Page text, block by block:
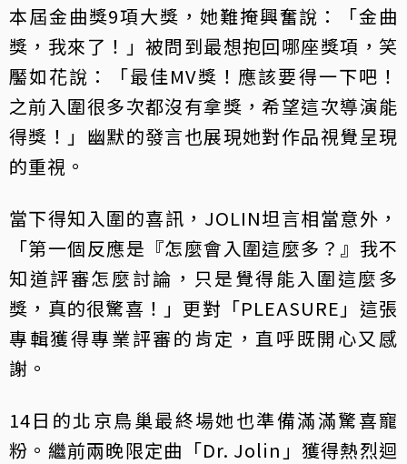
本屆金曲獎9項大獎，她難掩興奮說：「金曲
獎，我來了！」被問到最想抱回哪座獎項，笑
靨如花說：「最佳MV獎！應該要得一下吧！
之前入圍很多次都沒有拿獎，希望這次導演能
得獎！」幽默的發言也展現她對作品視覺呈現
的重視。
當下得知入圍的喜訊，JOLIN坦言相當意外，
「第一個反應是『怎麼會入圍這麼多？』我不
知道評審怎麼討論，只是覺得能入圍這麼多
獎，真的很驚喜！」更對「PLEASURE」這張
專輯獲得專業評審的肯定，直呼既開心又感
謝。
14日的北京鳥巢最終場她也準備滿滿驚喜寵
粉。繼前兩晚限定曲「Dr. Jolin」獲得熱烈迴